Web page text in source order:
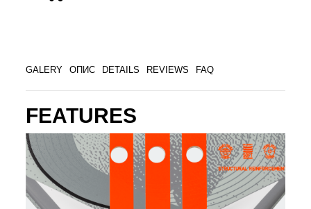
GALERY ОПИС DETAILS REVIEWS FAQ
FEATURES